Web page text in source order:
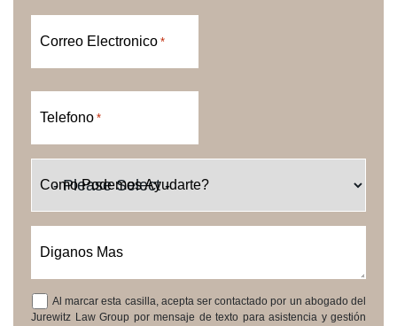
Correo Electronico *
Telefono *
Como Podemos Ayudarte?
Diganos Mas
Consent
Al marcar esta casilla, acepta ser contactado por un abogado del
Jurewitz Law Group por mensaje de texto para asistencia y gestión